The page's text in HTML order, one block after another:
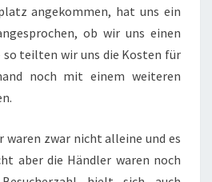
angekommen, hat uns ein
ob wir uns einen
so teilten wir uns die Kosten für
noch mit einem weiteren
waren zwar nicht alleine und es
aber die Händler waren noch